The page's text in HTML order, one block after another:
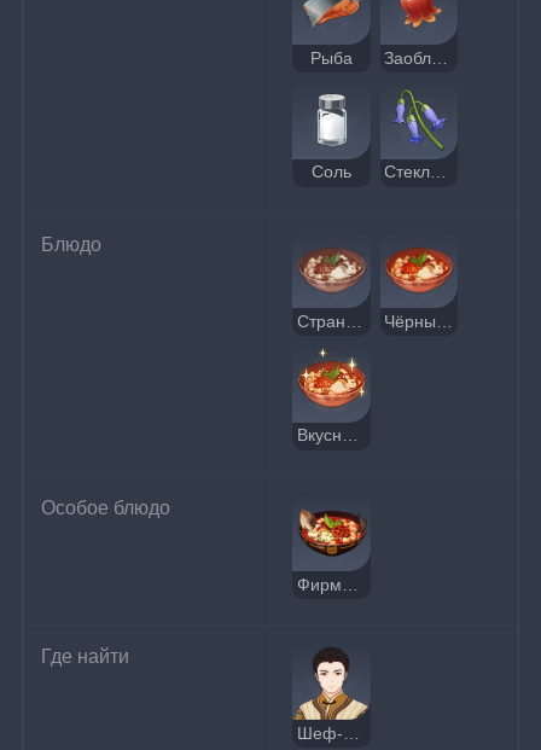
Рыба
Соль Стеклянные колокольчики
Блюдо
Вкусный чёрный окунь
Особое блюдо
Где найти